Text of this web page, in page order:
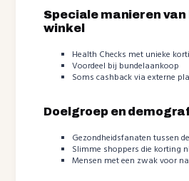
Speciale manieren
winkel
Health Checks met unieke
Voordeel bij bundelaankoop
Soms cashback via externe
Doelgroep en
Gezondheidsfanaten tussen
Slimme shoppers die korting
Mensen met een zwak voor